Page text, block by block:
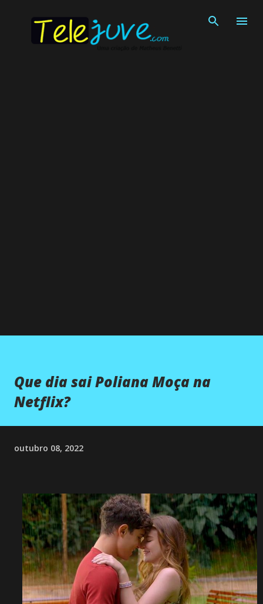
Que dia sai Poliana Moça na
Netflix?
outubro 08, 2022